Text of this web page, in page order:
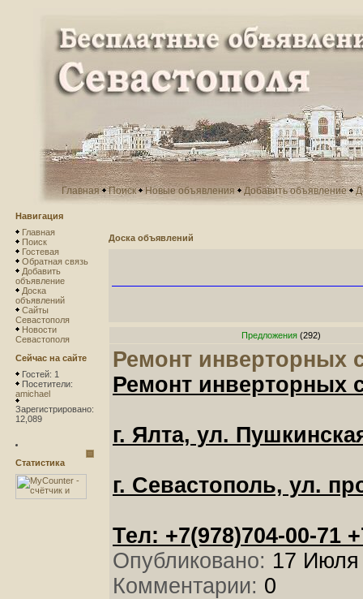
Главная Поиск Новые объявления Добавить объявление
Навигация
Главная
Поиск
Гостевая
Обратная связь
Добавить
объявление
Доска
объявлений
Сайты
Севастополя
Новости
Севастополя
Сейчас на сайте
Гостей: 1
Посетители:
amichael
Зарегистрировано:
12,089
Статистика
Доска объявлений
Предложения (292)
Ремонт инверторных
Ремонт инверторных
г. Ялта, ул.
г. Севастополь, ул.
Тел: +7(978)704-00-71
Опубликовано: 17
Комментарии: 0